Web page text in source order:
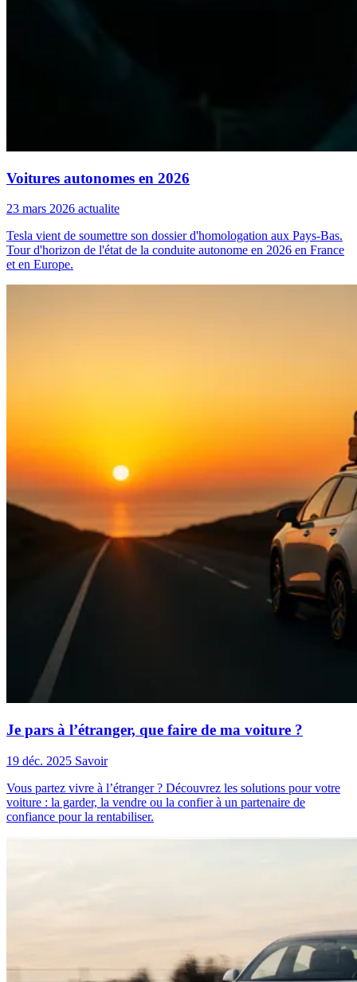
Voitures autonomes en 2026
23 mars 2026 actualite
Tesla vient de soumettre son dossier d'homologation aux Pays-Bas.
Tour d'horizon de l'état de la conduite autonome en 2026 en France
et en Europe.
Je pars à l’étranger, que faire de ma voiture ?
19 déc. 2025 Savoir
Vous partez vivre à l’étranger ? Découvrez les solutions pour votre
voiture : la garder, la vendre ou la confier à un partenaire de
confiance pour la rentabiliser.